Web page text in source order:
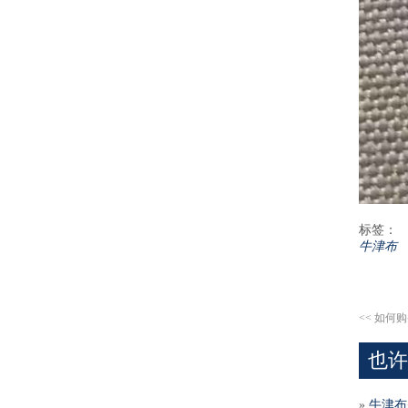
标签：
牛津布
<< 如何
也
» 牛津